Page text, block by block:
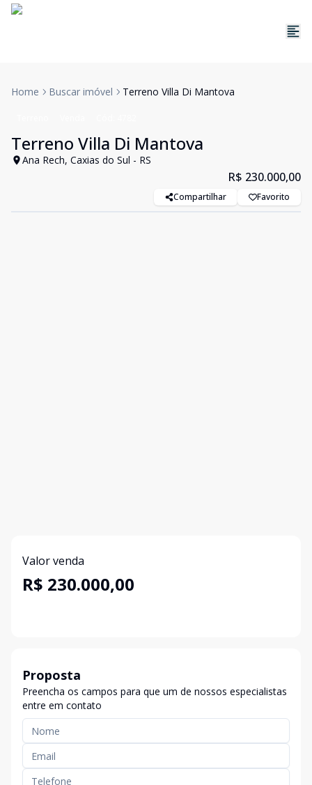
Home Buscar imóvel Terreno Villa Di Mantova
Terreno Villa Di Mantova
Ana Rech, Caxias do Sul - RS
R$ 230.000,00
Compartilhar Favorito
Valor venda
R$ 230.000,00
Proposta
Preencha os campos para que um de nossos especialistas
entre em contato